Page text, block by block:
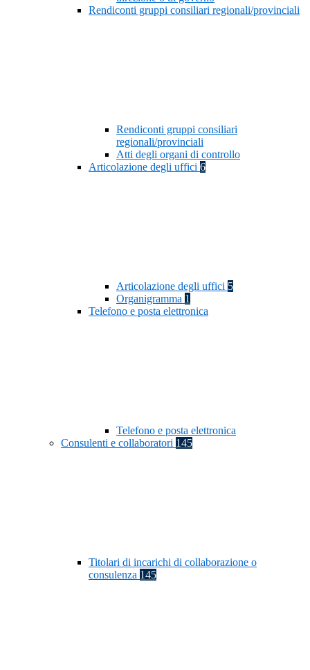
Rendiconti gruppi consiliari regionali/provinciali
Rendiconti gruppi consiliari
regionali/provinciali
Atti degli organi di controllo
Articolazione degli uffici 6
Articolazione degli uffici 5
Organigramma 1
Telefono e posta elettronica
Telefono e posta elettronica
Consulenti e collaboratori 145
Titolari di incarichi di collaborazione o
consulenza 145